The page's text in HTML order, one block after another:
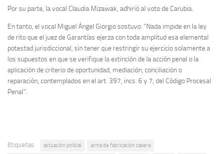
Por su parte, la vocal Claudia Mizawak, adhirió al voto de Carubia.
En tanto, el vocal Miguel Ángel Giorgio sostuvo: “Nada impide en la ley
de rito que el juez de Garantías ejerza con toda amplitud esa elemental
potestad jurisdiccional, sin tener que restringir su ejercicio solamente a
los supuestos en que se verifique la extinción de la acción penal o la
aplicación de criterio de oportunidad, mediación, conciliación o
reparación, contemplados en el art. 397, incs. 6 y 7, del Código Procesal
Penal”.
Etiquetas: actuación policial arma de fabricación casera